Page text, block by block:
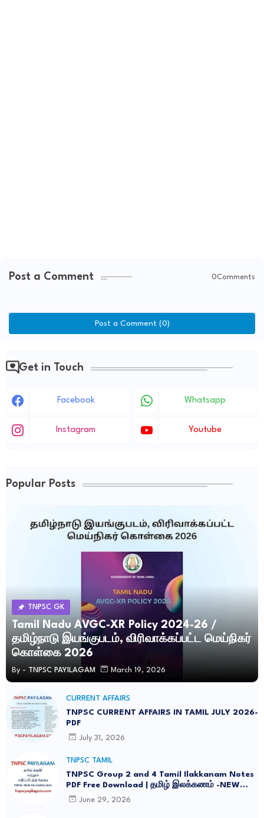
Post a Comment 0Comments
Post a Comment (0)
Get in Touch
Facebook Whatsapp
Instagram Youtube
Popular Posts
TNPSC GK
Tamil Nadu AVGC-XR Policy 2024-26 /
தமிழ்நாடு இயங்குபடம், விரிவாக்கப்பட்ட மெய்நிகர்
கொள்கை 2026
By - TNPSC PAYILAGAM March 19, 2026
CURRENT AFFAIRS
TNPSC CURRENT AFFAIRS IN TAMIL JULY 2026-
PDF
July 31, 2026
TNPSC TAMIL
TNPSC Group 2 and 4 Tamil Ilakkanam Notes
PDF Free Download | தமிழ் இலக்கணம் -NEW
SYLLABUS UPDATED -2026
June 29, 2026